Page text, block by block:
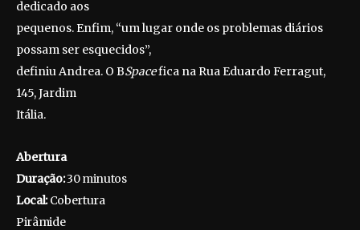
dedicado aos
pequenos. Enfim, “um lugar onde os problemas diários
possam ser esquecidos”,
definiu Andrea. O BSpacefica na Rua Eduardo Ferragut,
145, Jardim
Itália.
Abertura
Duração:30 minutos
Local:Cobertura
Pirâmide